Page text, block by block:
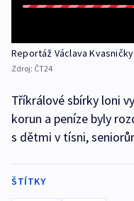
Reportáž Václava Kvasničky
Zdroj: ČT24
Tříkrálové sbírky loni
korun a peníze byly
s dětmi v tísni,
ŠTÍTKY